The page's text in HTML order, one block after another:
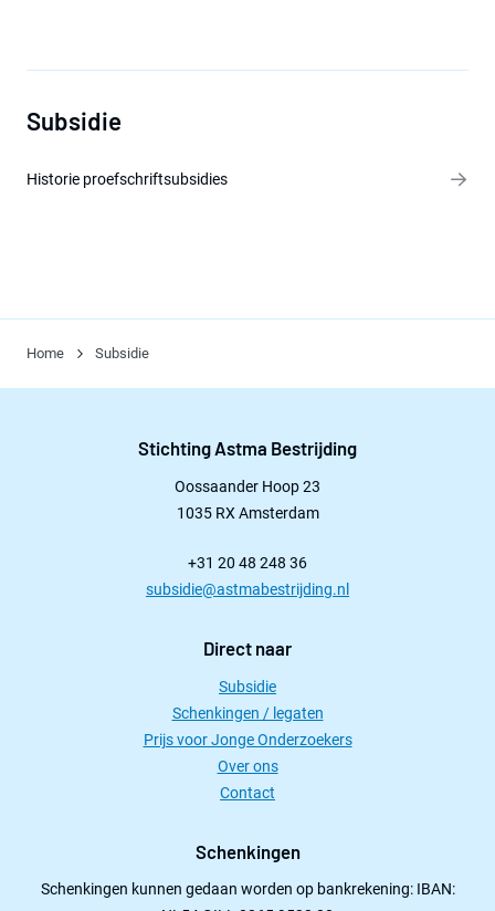
Subsidie
Historie proefschriftsubsidies
Home Subsidie
Stichting Astma Bestrijding
Oossaander Hoop 23
1035 RX Amsterdam
+31 20 48 248 36
subsidie@astmabestrijding.nl
Direct naar
Subsidie
Schenkingen / legaten
Prijs voor Jonge Onderzoekers
Over ons
Contact
Schenkingen
Schenkingen kunnen gedaan worden op bankrekening: IBAN: